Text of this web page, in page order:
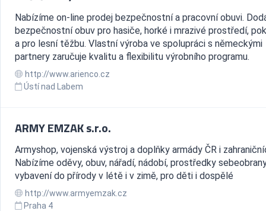
Nabízíme on-line prodej bezpečnostní a pracovní obuvi.
bezpečnostní obuv pro hasiče, horké i mrazivé prostředí,
a pro lesní těžbu. Vlastní výroba ve spolupráci s německými
partnery zaručuje kvalitu a flexibilitu výrobního programu.
http://www.arienco.cz
Ústí nad Labem
ARMY EMZAK s.r.o.
Armyshop, vojenská výstroj a doplňky armády ČR i
Nabízíme oděvy, obuv, nářadí, nádobí, prostředky
vybavení do přírody v létě i v zimě, pro děti i dospělé
http://www.armyemzak.cz
Praha 4